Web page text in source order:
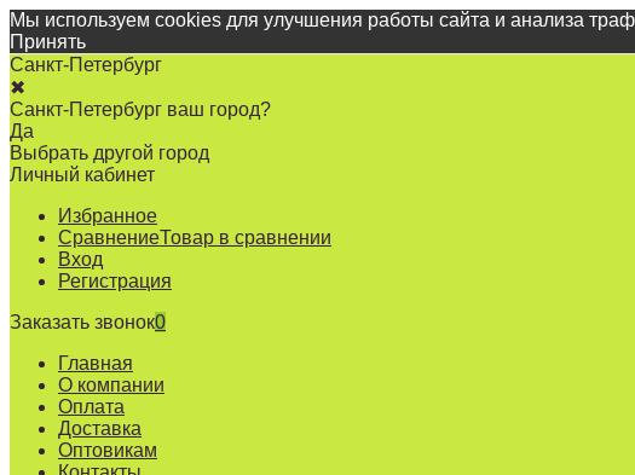
Мы используем cookies для улучшения работы сайта и анализа
Принять
Санкт-Петербург
✖
Санкт-Петербург ваш город?
Да
Выбрать другой город
Личный кабинет
Избранное
СравнениеТовар в сравнении
Вход
Регистрация
Заказать звонок0
Главная
О компании
Оплата
Доставка
Оптовикам